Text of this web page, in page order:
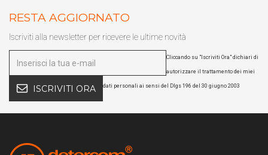
RESTA AGGIORNATO
Iscriviti alla newsletter per ricevere le ultime novità
ISCRIVITI ORA
Cliccando su "Iscriviti Ora" dichiari di
autorizzare il trattamento dei miei
dati personali ai sensi del Dlgs 196 del 30 giugno 2003